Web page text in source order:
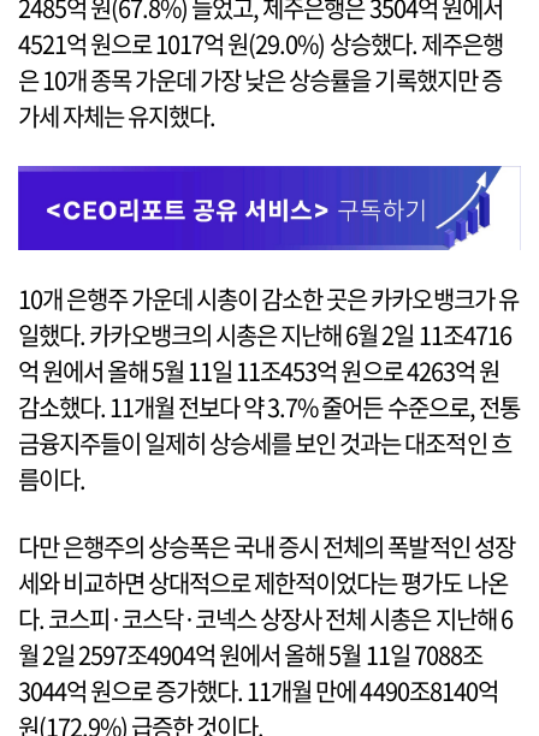
2485억 원(67.8%) 늘었고, 제주은행은 3504억 원에서
4521억 원으로 1017억 원(29.0%) 상승했다. 제주은행
은 10개 종목 가운데 가장 낮은 상승률을 기록했지만 증
가세 자체는 유지했다.
10개 은행주 가운데 시총이 감소한 곳은 카카오뱅크가 유
일했다. 카카오뱅크의 시총은 지난해 6월 2일 11조4716
억 원에서 올해 5월 11일 11조453억 원으로 4263억 원
감소했다. 11개월 전보다 약 3.7% 줄어든 수준으로, 전통
금융지주들이 일제히 상승세를 보인 것과는 대조적인 흐
름이다.
다만 은행주의 상승폭은 국내 증시 전체의 폭발적인 성장
세와 비교하면 상대적으로 제한적이었다는 평가도 나온
다. 코스피·코스닥·코넥스 상장사 전체 시총은 지난해 6
월 2일 2597조4904억 원에서 올해 5월 11일 7088조
3044억 원으로 증가했다. 11개월 만에 4490조8140억
원(172.9%) 급증한 것이다.